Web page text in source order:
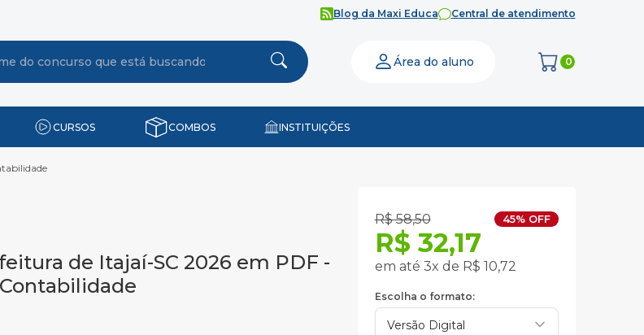
Blog da Maxi Educa Central de atendimento
Área do aluno 0
CURSOS COMBOS INSTITUIÇÕES
de Itajaí-SC 2026 em PDF -
R$ 58,50 45% OFF
R$ 32,17
em até 3x de R$ 10,72
Escolha o formato: